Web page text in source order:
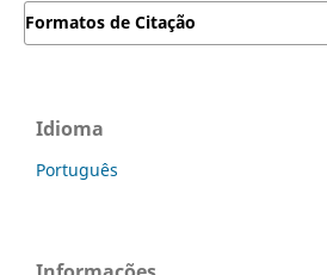
Formatos de Citação
Idioma
Português